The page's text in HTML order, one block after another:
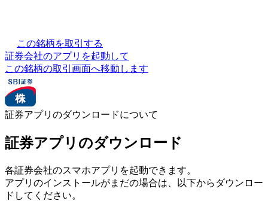
この銘柄を取引する
証券会社のアプリを起動して
この銘柄の取引画面へ移動します
証券アプリのダウンロードについて
証券アプリのダウンロード
各証券会社のスマホアプリを起動できます。
アプリのインストールがまだの場合は、以下からダウンロー
ドしてください。